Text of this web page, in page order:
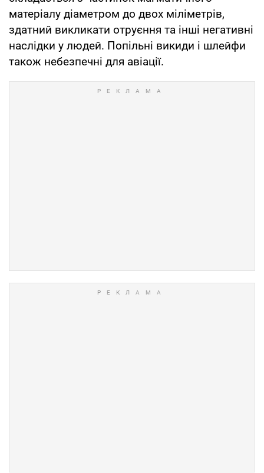
матеріалу діаметром до двох міліметрів,
здатний викликати отруєння та інші негативні
наслідки у людей. Попільні викиди і шлейфи
також небезпечні для авіації.